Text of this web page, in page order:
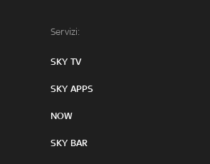
Servizi:
SKY TV
SKY APPS
NOW
SKY BAR